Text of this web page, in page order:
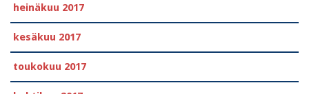
heinäkuu 2017
kesäkuu 2017
toukokuu 2017